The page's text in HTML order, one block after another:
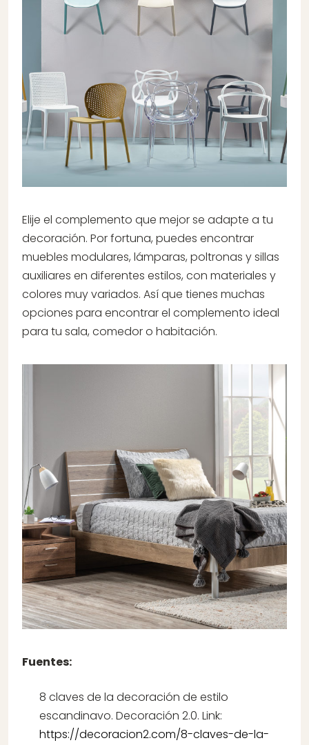
Elije el complemento que mejor se adapte a tu
decoración. Por fortuna, puedes encontrar
muebles modulares, lámparas, poltronas y sillas
auxiliares en diferentes estilos, con materiales y
colores muy variados. Así que tienes muchas
opciones para encontrar el complemento ideal
para tu sala, comedor o habitación.
Fuentes:
8 claves de la decoración de estilo
escandinavo. Decoración 2.0. Link:
https://decoracion2.com/8-claves-de-la-